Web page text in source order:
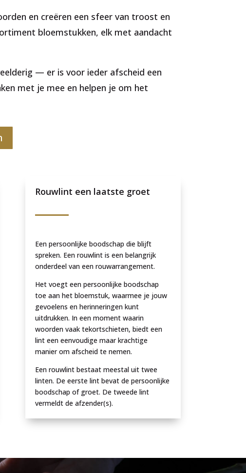
en creëren een sfeer van troost en
bloemstukken, elk met aandacht
— er is voor ieder afscheid een
met je mee en helpen je om het
Rouwlint een laatste groet
Een persoonlijke boodschap die blijft
spreken. Een rouwlint is een belangrijk
onderdeel van een rouwarrangement.
Het voegt een persoonlijke boodschap
toe aan het bloemstuk, waarmee je jouw
gevoelens en herinneringen kunt
uitdrukken. In een moment waarin
woorden vaak tekortschieten, biedt een
lint een eenvoudige maar krachtige
manier om afscheid te nemen.
Een rouwlint bestaat meestal uit twee
linten. De eerste lint bevat de persoonlijke
boodschap of groet. De tweede lint
vermeldt de afzender(s).